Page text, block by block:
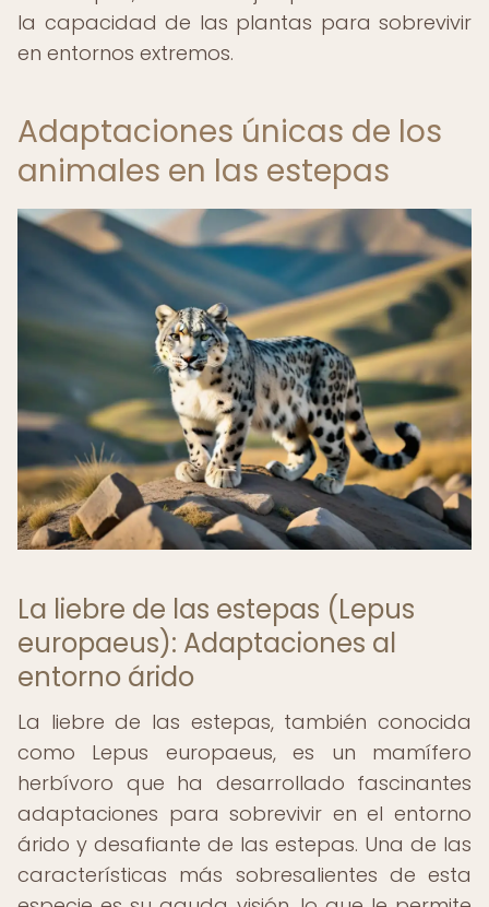
la capacidad de las plantas para sobrevivir
en entornos extremos.
Adaptaciones únicas de los
animales en las estepas
La liebre de las estepas (Lepus
europaeus): Adaptaciones al
entorno árido
La liebre de las estepas, también conocida
como Lepus europaeus, es un mamífero
herbívoro que ha desarrollado fascinantes
adaptaciones para sobrevivir en el entorno
árido y desafiante de las estepas. Una de las
características más sobresalientes de esta